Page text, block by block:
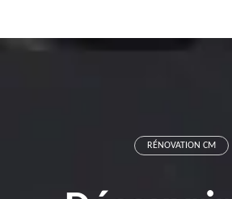
RÉNOVATION CM